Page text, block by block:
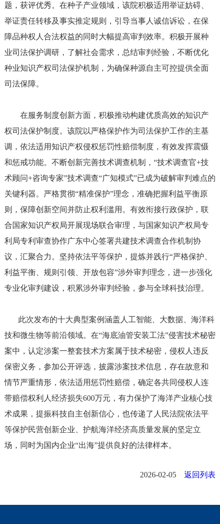
题，获评优秀。在种子产业领域，该院积极适用举证妨碍、
举证责任转移及事实推定规则，引导当事人诚信诉讼，在保
障品种权人合法权益的同时大幅提高审判效率。积极开展种
业司法保护调研，了解社会需求，总结审判经验，不断优化
种业知识产权司法保护机制，为确保种源自主可控提供全面
司法保障。
在服务制度创新方面，积极推动构建优质高效的知识产
权司法保护制度。该院以严格保护作为司法保护工作的主基
调，依法适用知识产权侵权惩罚性赔偿制度，有效发挥震慑
和惩戒功能。不断创新完善技术调查机制，“技术调查官+技
术顾问+咨询专家”技术调查“广知模式”已成为破解审判难点的
关键利器。严格贯彻“精准保护”理念，准确把握利益平衡原
则，保障创新空间并防止权利滥用。有效衔接行政保护，联
合国家知识产权局开展现场联合审理，与国家知识产权局专
利局专利审查协作广东中心签署共建技术调查合作机制协
议，汇聚合力。坚持依法平等保护，提炼并践行“严格保护、
利益平衡、规则引领、开放包容”涉外审判理念，进一步强化
专业化审判建设，积累涉外审判经验，参与全球科技治理。
此次发布的十大典型案例涵盖人工智能、大数据、海洋科
技和微生物等前沿领域。在“海底油管安装工法”侵害技术秘密
案中，认定涉案一整套技术方案属于技术秘密，侵权人违反
保密义务，参加公开评选，披露涉案技术信息，存在故意和
情节严重情形，依法适用惩罚性赔偿，确定各共同侵权人连
带赔偿权利人经济损失600万元，有力保护了海洋产业核心技
术成果，提振科技自主创新信心，也传递了人民法院依法平
等保护民营创新企业、护航海洋经济高质量发展的坚定立
场，同时为国内企业“出海”提供良好的法律样本。
2026-02-05返回列表